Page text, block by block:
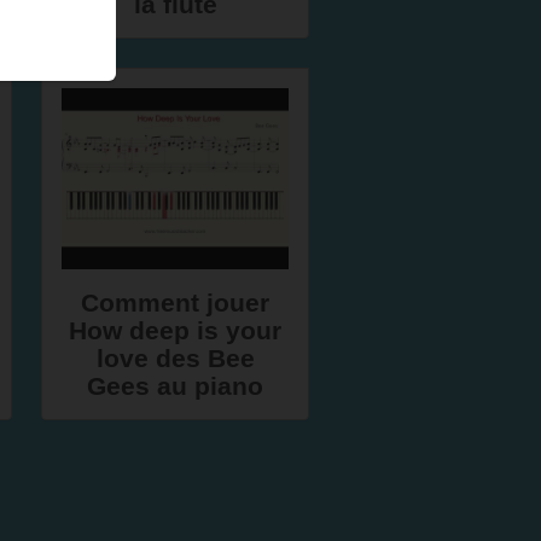
Comment jouer
How deep is your
love des Bee
Gees au piano